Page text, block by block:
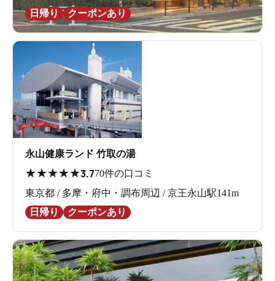
日帰り
クーポンあり
永山健康ランド 竹取の湯
★★★★★3.770件の口コミ
東京都 / 多摩・府中・調布周辺 / 京王永山駅141m
日帰り
クーポンあり